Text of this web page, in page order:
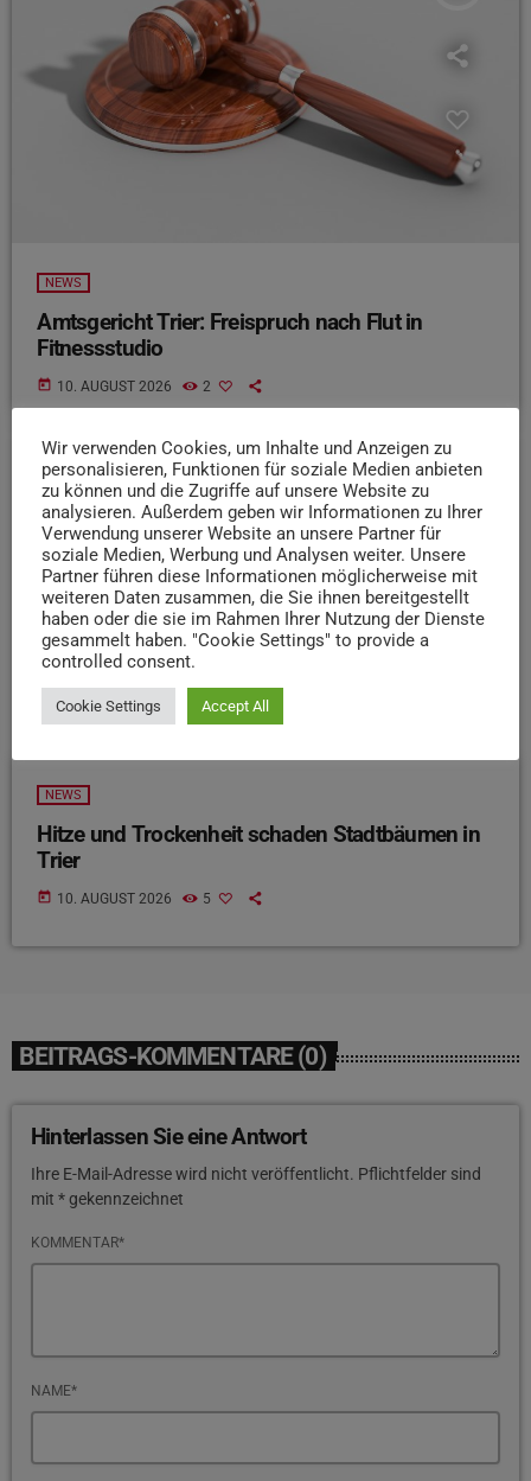
NEWS
Amtsgericht Trier: Freispruch nach Flut in
Fitnessstudio
today 10. AUGUST 2026 2
NEWS
Hitze und Trockenheit schaden Stadtbäumen in
Trier
today 10. AUGUST 2026 5
BEITRAGS-KOMMENTARE (0)
Hinterlassen Sie eine Antwort
Ihre E-Mail-Adresse wird nicht veröffentlicht. Pflichtfelder sind
mit * gekennzeichnet
KOMMENTAR*
NAME*
Wir verwenden Cookies, um Inhalte und Anzeigen zu
personalisieren, Funktionen für soziale Medien anbieten
zu können und die Zugriffe auf unsere Website zu
analysieren. Außerdem geben wir Informationen zu Ihrer
Verwendung unserer Website an unsere Partner für
soziale Medien, Werbung und Analysen weiter. Unsere
Partner führen diese Informationen möglicherweise mit
weiteren Daten zusammen, die Sie ihnen bereitgestellt
haben oder die sie im Rahmen Ihrer Nutzung der Dienste
gesammelt haben. "Cookie Settings" to provide a
controlled consent.
Cookie Settings Accept All